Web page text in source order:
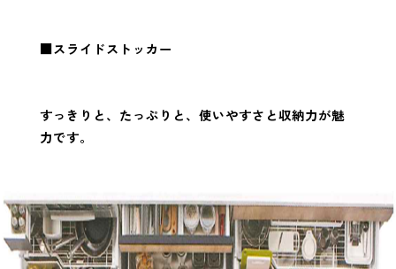
■スライドストッカー
すっきりと、たっぷりと、使いやすさと収納力が魅
力です。